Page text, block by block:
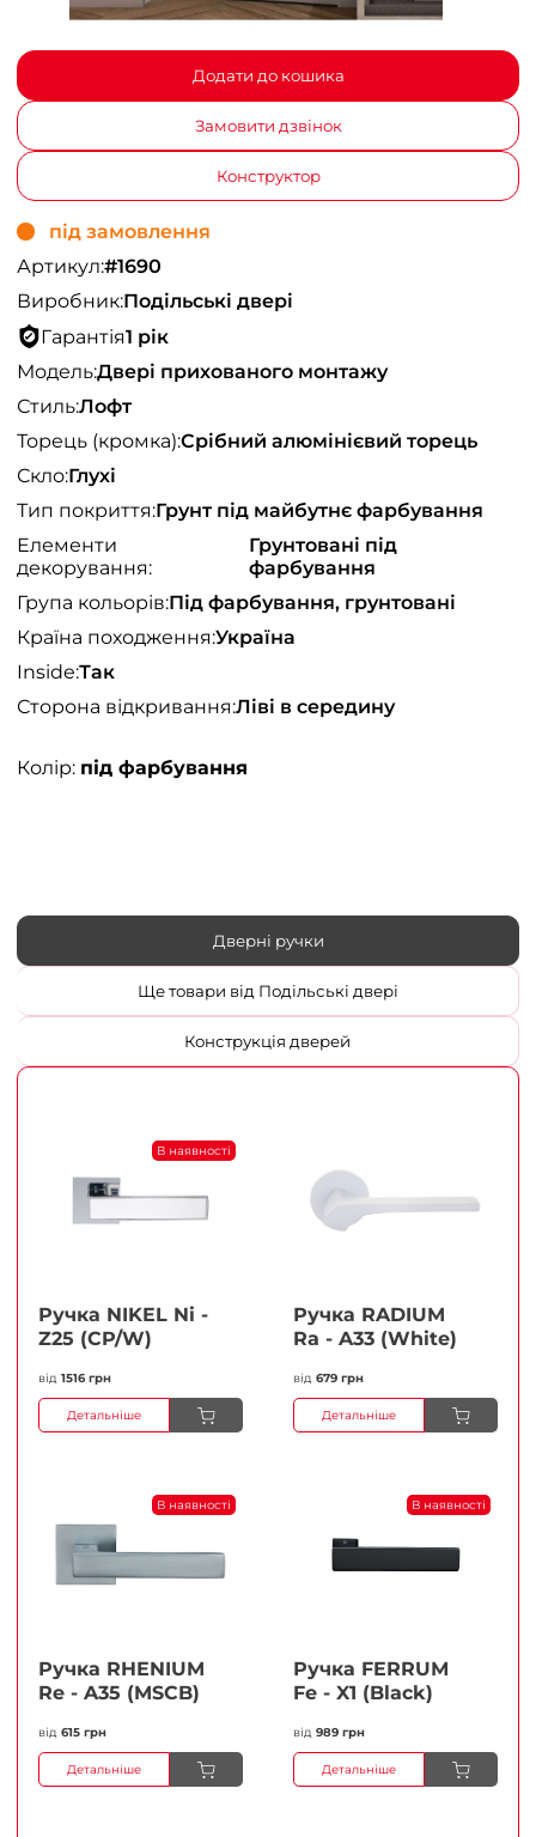
Додати до кошика
Замовити дзвінок
Конструктор
під замовлення
Артикул:#1690
Виробник:Подільські двері
Гарантія1 рік
Модель:Двері прихованого монтажу
Стиль:Лофт
Торець (кромка):Срібний алюмінієвий торець
Скло:Глухі
Тип покриття:Грунт під майбутнє фарбування
Елементи
декорування:
Грунтовані під
фарбування
Група кольорів:Під фарбування, грунтовані
Країна походження:Україна
Inside:Так
Сторона відкривання:Ліві в середину
Колір: під фарбування
Дверні ручки
Ще товари від Подільські двері
Конструкція дверей
В наявності
Ручка NIKEL Ni -
Z25 (CP/W)
від 1516 грн
Детальніше
Ручка RADIUM
Ra - A33 (White)
від 679 грн
Детальніше
В наявності
Ручка RHENIUM
Re - A35 (MSCB)
від 615 грн
Детальніше
В наявності
Ручка FERRUМ
Fe - X1 (Black)
від 989 грн
Детальніше